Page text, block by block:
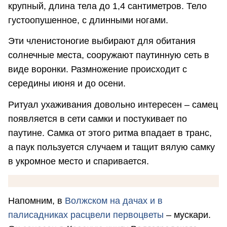
крупный, длина тела до 1,4 сантиметров. Тело
густоопушенное, с длинными ногами.
Эти членистоногие выбирают для обитания
солнечные места, сооружают паутинную сеть в
виде воронки. Размножение происходит с
середины июня и до осени.
Ритуал ухаживания довольно интересен – самец
появляется в сети самки и постукивает по
паутине. Самка от этого ритма впадает в транс,
а паук пользуется случаем и тащит вялую самку
в укромное место и спаривается.
Напомним, в Волжском на дачах и в
палисадниках расцвели первоцветы – мускари.